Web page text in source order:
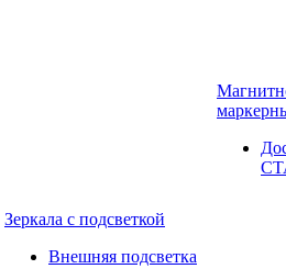
Зеркала с подсветкой
Внешняя подсветка